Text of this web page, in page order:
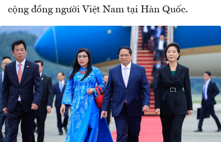
cộng đồng người Việt Nam tại Hàn Quốc.